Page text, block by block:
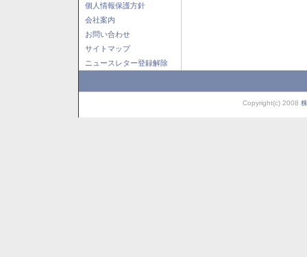
個人情報保護方針
会社案内
お問い合わせ
サイトマップ
ニュースレター登録解除
Copyright(c) 2008